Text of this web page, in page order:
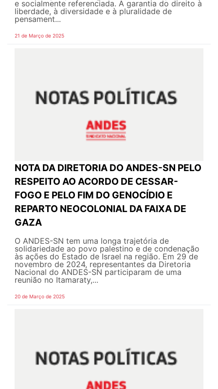
e socialmente referenciada. A garantia do direito à
liberdade, à diversidade e à pluralidade de
pensament...
21 de Março de 2025
NOTA DA DIRETORIA DO ANDES-SN PELO
RESPEITO AO ACORDO DE CESSAR-
FOGO E PELO FIM DO GENOCÍDIO E
REPARTO NEOCOLONIAL DA FAIXA DE
GAZA
O ANDES-SN tem uma longa trajetória de
solidariedade ao povo palestino e de condenação
às ações do Estado de Israel na região. Em 29 de
novembro de 2024, representantes da Diretoria
Nacional do ANDES-SN participaram de uma
reunião no Itamaraty,...
20 de Março de 2025